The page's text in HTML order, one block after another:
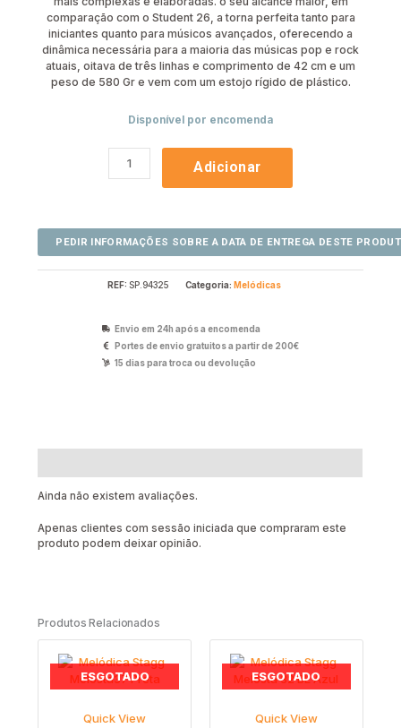
comparação com o Student 26, a torna perfeita tanto para
iniciantes quanto para músicos avançados, oferecendo a
dinâmica necessária para a maioria das músicas pop e rock
atuais, oitava de três linhas e comprimento de 42 cm e um
peso de 580 Gr e vem com um estojo rígido de plástico.
Disponível por encomenda
Adicionar
REF: SP.94325 Categoria: Melódicas
Envio em 24h após a encomenda
Portes de envio gratuitos a partir de 200€
15 dias para troca ou devolução
Ainda não existem avaliações.
Apenas clientes com sessão iniciada que compraram este
produto podem deixar opinião.
Produtos Relacionados
ESGOTADO
Quick View
ESGOTADO
Quick View